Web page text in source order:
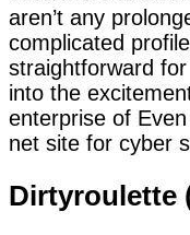
aren’t any
complicated
straightforward
into the
enterprise of
net site for cyber
Dirtyroulette